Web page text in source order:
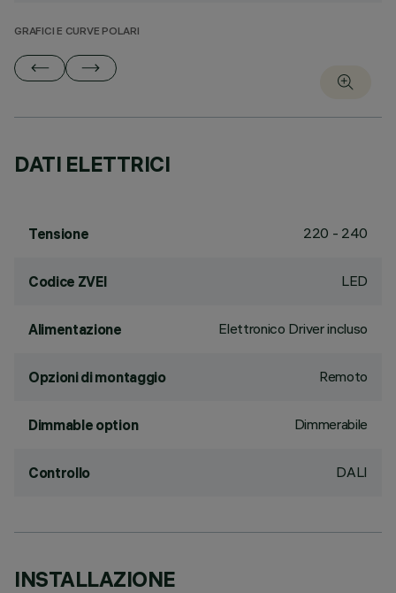
GRAFICI E CURVE POLARI
DATI ELETTRICI
Tensione 220 - 240
Codice ZVEI LED
Alimentazione Elettronico Driver incluso
Opzioni di montaggio Remoto
Dimmable option Dimmerabile
Controllo DALI
INSTALLAZIONE